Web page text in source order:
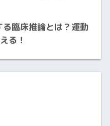
る臨床推論とは？運動
る！